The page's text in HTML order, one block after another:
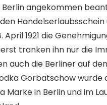
Berlin angekommen
Handelserlaubsschein
1921 die
tranken ihn nur die
auch die Berliner auf den
Gorbatschow wurde
Marke in Berlin und im